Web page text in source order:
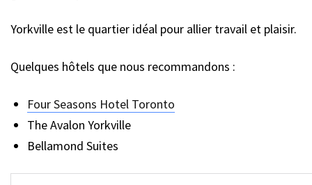
Yorkville est le quartier idéal pour allier travail et plaisir.
Quelques hôtels que nous recommandons :
Four Seasons Hotel Toronto
The Avalon Yorkville
Bellamond Suites